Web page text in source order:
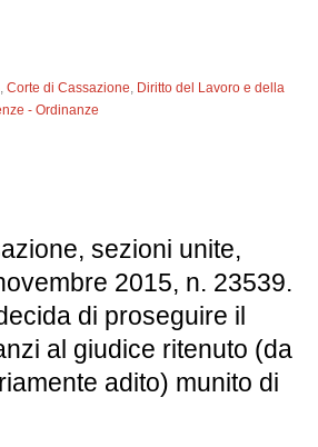
,Corte di Cassazione, Diritto del Lavoro e della
- Ordinanze
sezioni unite,
2015, n. 23539.
di proseguire il
al giudice ritenuto (da
adito) munito di